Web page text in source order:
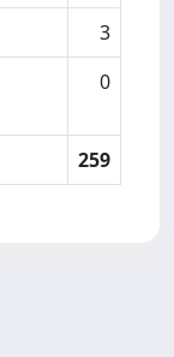
3
0
259